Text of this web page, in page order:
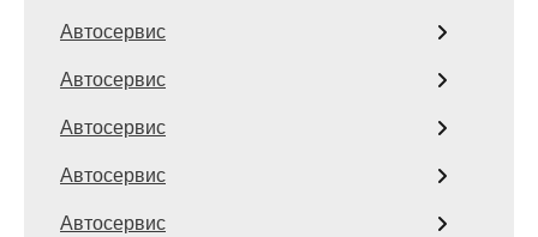
Автосервис
Автосервис
Автосервис
Автосервис
Автосервис